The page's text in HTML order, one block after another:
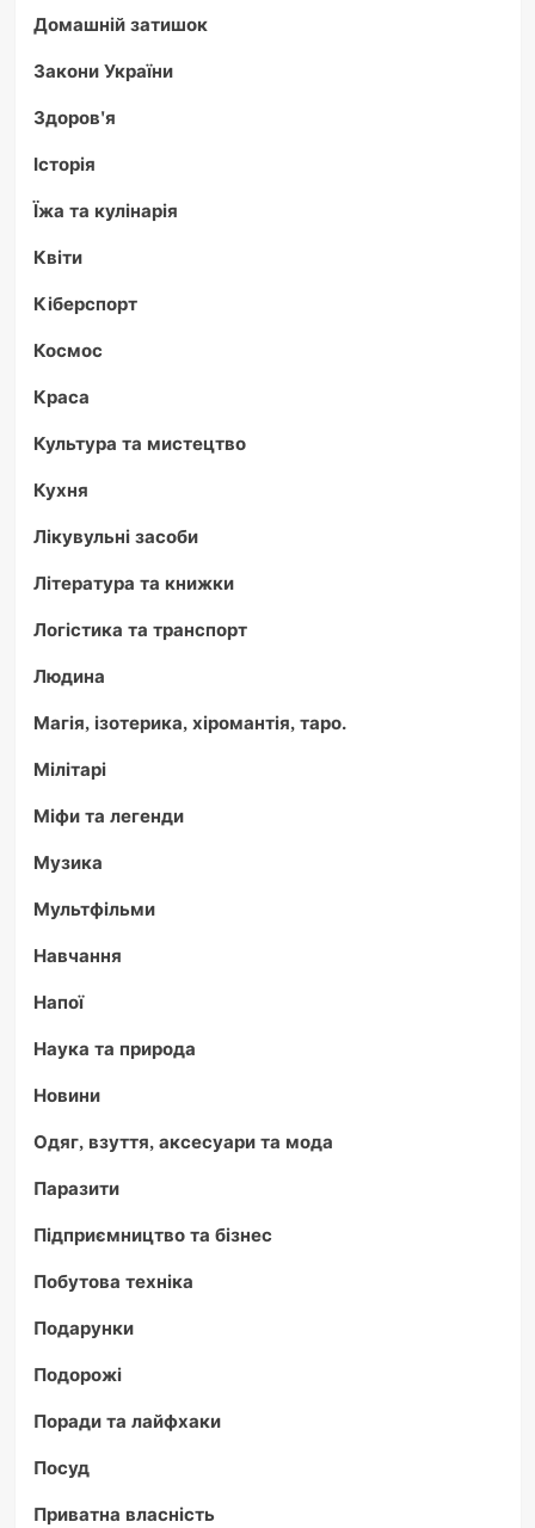
Домашній затишок
Закони України
Здоров'я
Історія
Їжа та кулінарія
Квіти
Кіберспорт
Космос
Краса
Культура та мистецтво
Кухня
Лікувульні засоби
Література та книжки
Логістика та транспорт
Людина
Магія, ізотерика, хіромантія, таро.
Мілітарі
Міфи та легенди
Музика
Мультфільми
Навчання
Напої
Наука та природа
Новини
Одяг, взуття, аксесуари та мода
Паразити
Підприємництво та бізнес
Побутова техніка
Подарунки
Подорожі
Поради та лайфхаки
Посуд
Приватна власність